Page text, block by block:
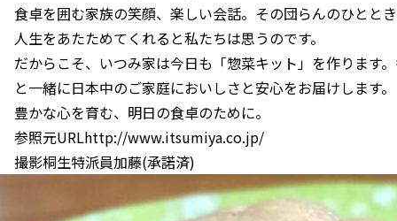
食卓を囲む家族の笑顔、楽しい会話。その団らんのひとと
人生をあたためてくれると私たちは思うのです。
だからこそ、いつみ家は今日も「惣菜キット」を作ります
と一緒に日本中のご家庭においしさと安心をお届けします。
豊かな心を育む、明日の食卓のために。
参照元URLhttp://www.itsumiya.co.jp/
撮影桐生特派員加藤(承諾済)